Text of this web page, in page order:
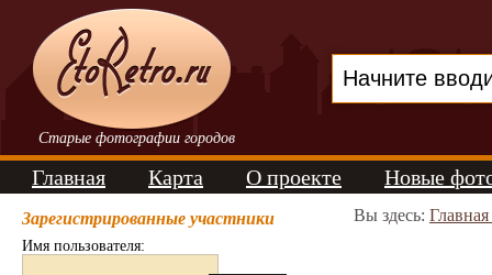
Старые фотографии городов
Главная Карта О проекте Новые
Зарегистрированные участники
Имя пользователя:
Вы здесь: